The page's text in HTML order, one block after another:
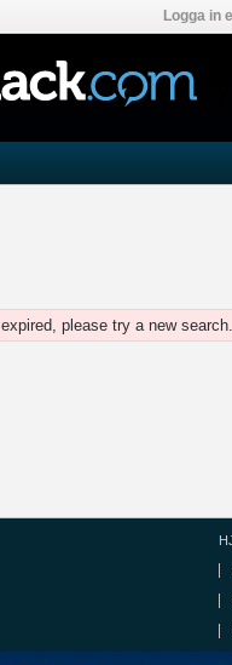
Logga in
please try a new search.